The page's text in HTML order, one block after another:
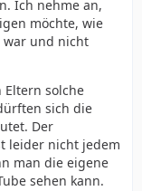
Ich nehme an,
möchte, wie
war und nicht
Eltern solche
sich die
Der
leider nicht jedem
man die eigene
sehen kann.